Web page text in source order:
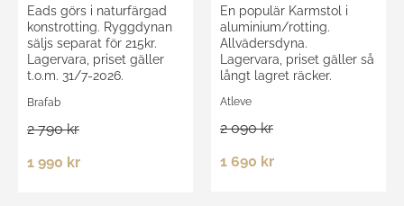
Eads görs i naturfärgad
konstrotting. Ryggdynan
säljs separat för 215kr.
Lagervara, priset gäller
t.o.m. 31/7-2026.
Brafab
2 790 kr
1 990 kr
En populär Karmstol i
aluminium/rotting.
Allvädersdyna.
Lagervara, priset gäller så
långt lagret räcker.
Atleve
2 090 kr
1 690 kr